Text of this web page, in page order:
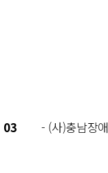
03 - (사)충남장